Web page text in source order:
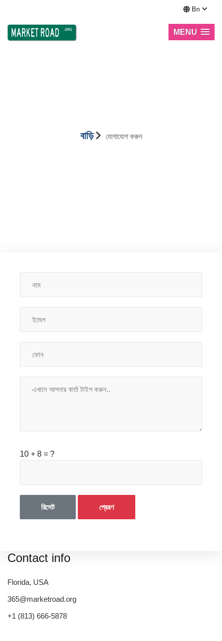
Bn
MENU
বাড়ি যোগাযোগ করুন
10 + 8 = ?
রিসেট প্রেরণ
Contact info
Florida, USA
365@marketroad.org
+1 (813) 666-5878